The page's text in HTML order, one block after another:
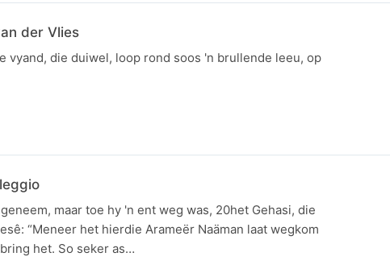
der Vlies
vyand, die duiwel, loop rond soos 'n brullende leeu, op
maar toe hy 'n ent weg was, 20het Gehasi, die
“Meneer het hierdie Arameër Naäman laat wegkom
het. So seker as…